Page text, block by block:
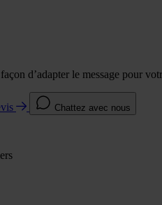
d’adapter le message pour
Chattez avec nous